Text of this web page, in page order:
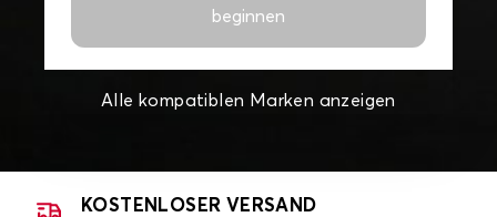
beginnen
Alle kompatiblen Marken anzeigen
KOSTENLOSER VERSAND